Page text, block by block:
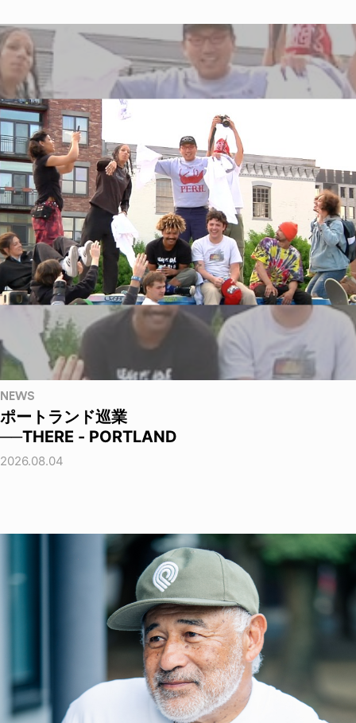
NEWS
ポートランド巡業
──THERE - PORTLAND
2026.08.04